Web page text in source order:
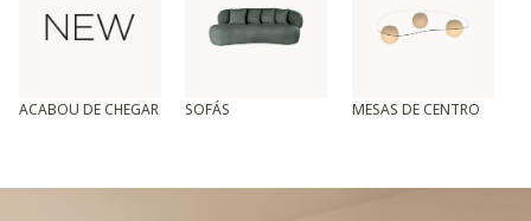
ACABOU DE CHEGAR SOFÁS MESAS DE CENTRO